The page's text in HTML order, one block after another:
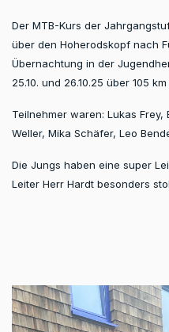
Der MTB-Kurs der
über den Hoherodskopf nach
Übernachtung in der
25.10. und 26.10.25 über 105
Teilnehmer waren: Lukas Frey,
Weller, Mika Schäfer, Leo
Die Jungs haben eine super
Leiter Herr Hardt besonders